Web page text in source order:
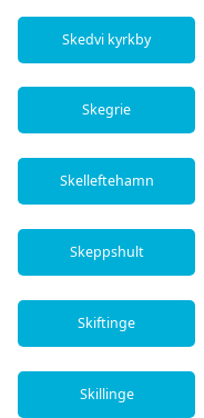
Skedvi kyrkby
Skegrie
Skelleftehamn
Skeppshult
Skiftinge
Skillinge